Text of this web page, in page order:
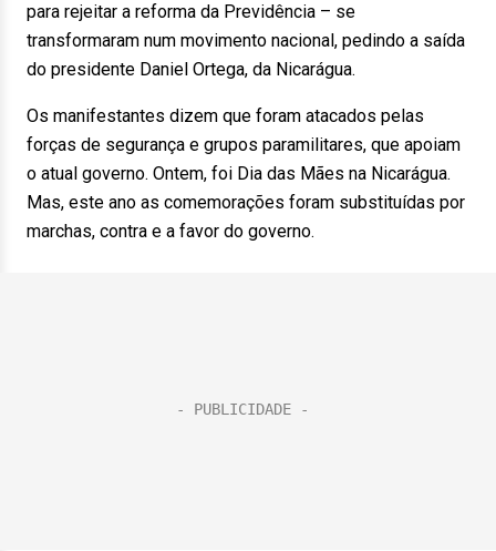
para rejeitar a reforma da Previdência – se
transformaram num movimento nacional, pedindo a saída
do presidente Daniel Ortega, da Nicarágua.
Os manifestantes dizem que foram atacados pelas
forças de segurança e grupos paramilitares, que apoiam
o atual governo. Ontem, foi Dia das Mães na Nicarágua.
Mas, este ano as comemorações foram substituídas por
marchas, contra e a favor do governo.